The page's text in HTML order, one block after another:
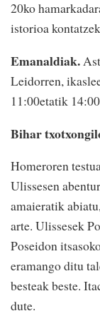
20ko
istorioa
Emanaldiak.
Leidorren,
11:00etatik
Bihar
Homeroren
Ulissesen
amaieratik
arte. Ulissesek
Poseidon
eramango ditu
besteak beste.
dute.